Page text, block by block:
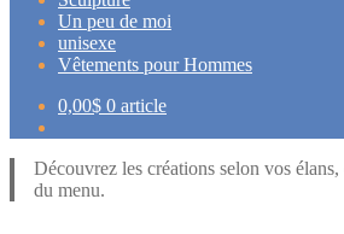
Un peu de moi
unisexe
Vêtements pour Hommes
0,00$ 0 article
Découvrez les créations selon vos
du menu.